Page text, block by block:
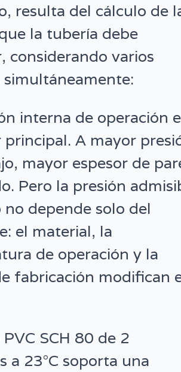
resulta del cálculo de
la tubería debe
considerando varios
interna de operación
A mayor
mayor espesor de
Pero la presión
depende solo del
el material, la
de operación y la
fabricación modifican
SCH 80 de 2
a 23°C soporta una